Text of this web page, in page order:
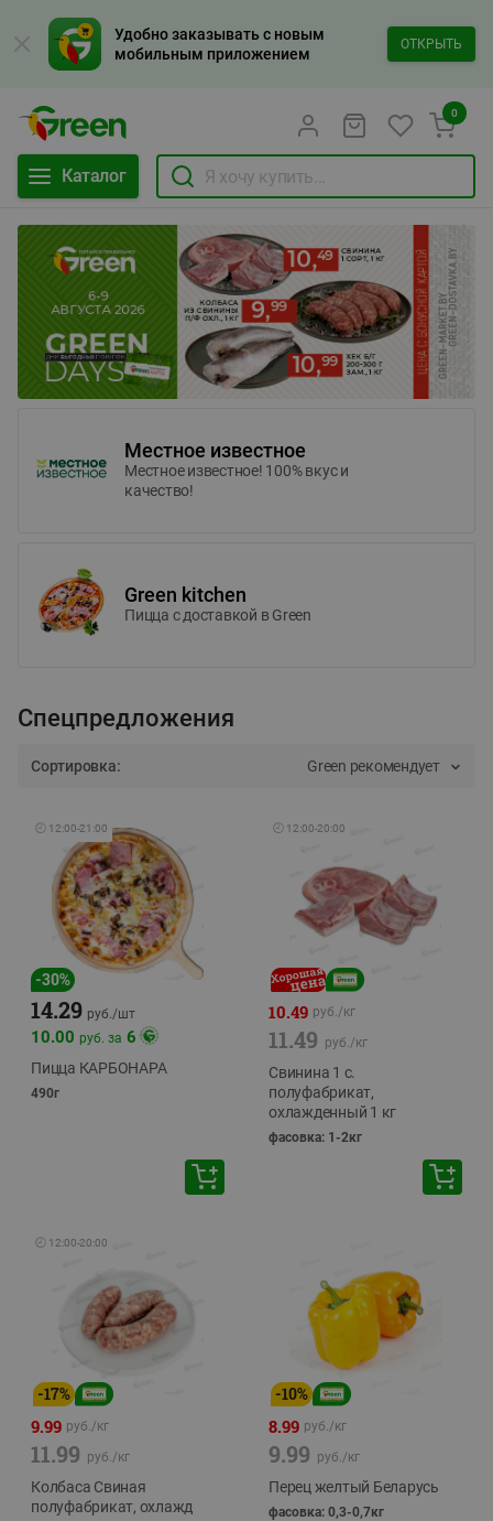
Удобно заказывать с новым
мобильным приложением
ОТКРЫТЬ
Каталог
0
Местное известное
Местное известное! 100% вкус и
качество!
Green kitchen
Пицца c доставкой в Green
Спецпредложения
Сортировка: Green рекомендует
🕘 12:00-21:00
-30%
14.29 руб./шт
10.00 руб. за 6
Пицца КАРБОНАРА
490г
🕘 12:00-20:00
10.49 руб./кг
11.49 руб./кг
Свинина 1 с.
полуфабрикат,
охлажденный 1 кг
фасовка: 1-2кг
🕘 12:00-20:00
-17%
9.99 руб./кг
11.99 руб./кг
Колбаса Свиная
полуфабрикат, охлажд
-10%
8.99 руб./кг
9.99 руб./кг
Перец желтый Беларусь
фасовка: 0,3-0,7кг